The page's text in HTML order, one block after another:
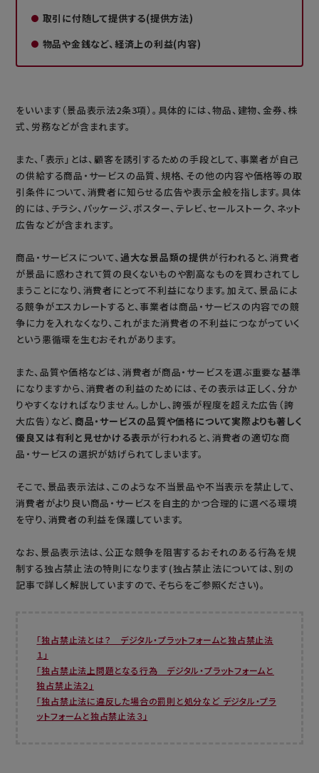
取引に付随して提供する(提供方法)
物品や金銭など、経済上の利益(内容)
をいいます（景品表示法2条3項）。具体的には、物品、建物、金券、株
式、労務などが含まれます。
また、「表示」とは、顧客を誘引するための手段として、事業者が自己
の供給する商品・サービスの品質、規格、その他の内容や価格等の取
引条件について、消費者に知らせる広告や表示全般を指します。具体
的には、チラシ、パッケージ、ポスター、テレビ、セールストーク、ネット
広告などが含まれます。
商品・サービスについて、過大な景品類の提供が行われると、消費者
が景品に惑わされて質の良くないものや割高なものを買わされてし
まうことになり、消費者にとって不利益になります。加えて、景品によ
る競争がエスカレートすると、事業者は商品・サービスの内容での競
争に力を入れなくなり、これがまた消費者の不利益につながっていく
という悪循環を生むおそれがあります。
また、品質や価格などは、消費者が商品・サービスを選ぶ重要な基準
になりますから、消費者の利益のためには、その表示は正しく、分か
りやすくなければなりません。しかし、誇張が程度を超えた広告（誇
大広告）など、 商品・サービスの品質や価格について実際よりも著しく
優良又は有利と見せかける表示が行われると、消費者の適切な商
品・サービスの選択が妨げられてしまいます。
そこで、景品表示法は、このような不当景品や不当表示を禁止して、
消費者がより良い商品・サービスを自主的かつ合理的に選べる環境
を守り、消費者の利益を保護しています。
なお、景品表示法は、公正な競争を阻害するおそれのある行為を規
制する独占禁止法の特則になります(独占禁止法については、別の
記事で詳しく解説していますので、そちらをご参照ください)。
「独占禁止法とは？ デジタル・プラットフォームと独占禁止法
１」
「独占禁止法上問題となる行為 デジタル・プラットフォームと
独占禁止法２」
「独占禁止法に違反した場合の罰則と処分など デジタル・プラ
ットフォームと独占禁止法３」